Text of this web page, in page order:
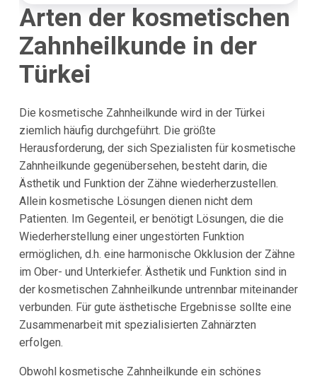
Arten der kosmetischen
Zahnheilkunde in der
Türkei
Die kosmetische Zahnheilkunde wird in der Türkei
ziemlich häufig durchgeführt. Die größte
Herausforderung, der sich Spezialisten für kosmetische
Zahnheilkunde gegenübersehen, besteht darin, die
Ästhetik und Funktion der Zähne wiederherzustellen.
Allein kosmetische Lösungen dienen nicht dem
Patienten. Im Gegenteil, er benötigt Lösungen, die die
Wiederherstellung einer ungestörten Funktion
ermöglichen, d.h. eine harmonische Okklusion der Zähne
im Ober- und Unterkiefer. Ästhetik und Funktion sind in
der kosmetischen Zahnheilkunde untrennbar miteinander
verbunden. Für gute ästhetische Ergebnisse sollte eine
Zusammenarbeit mit spezialisierten Zahnärzten
erfolgen.
Obwohl kosmetische Zahnheilkunde ein schönes